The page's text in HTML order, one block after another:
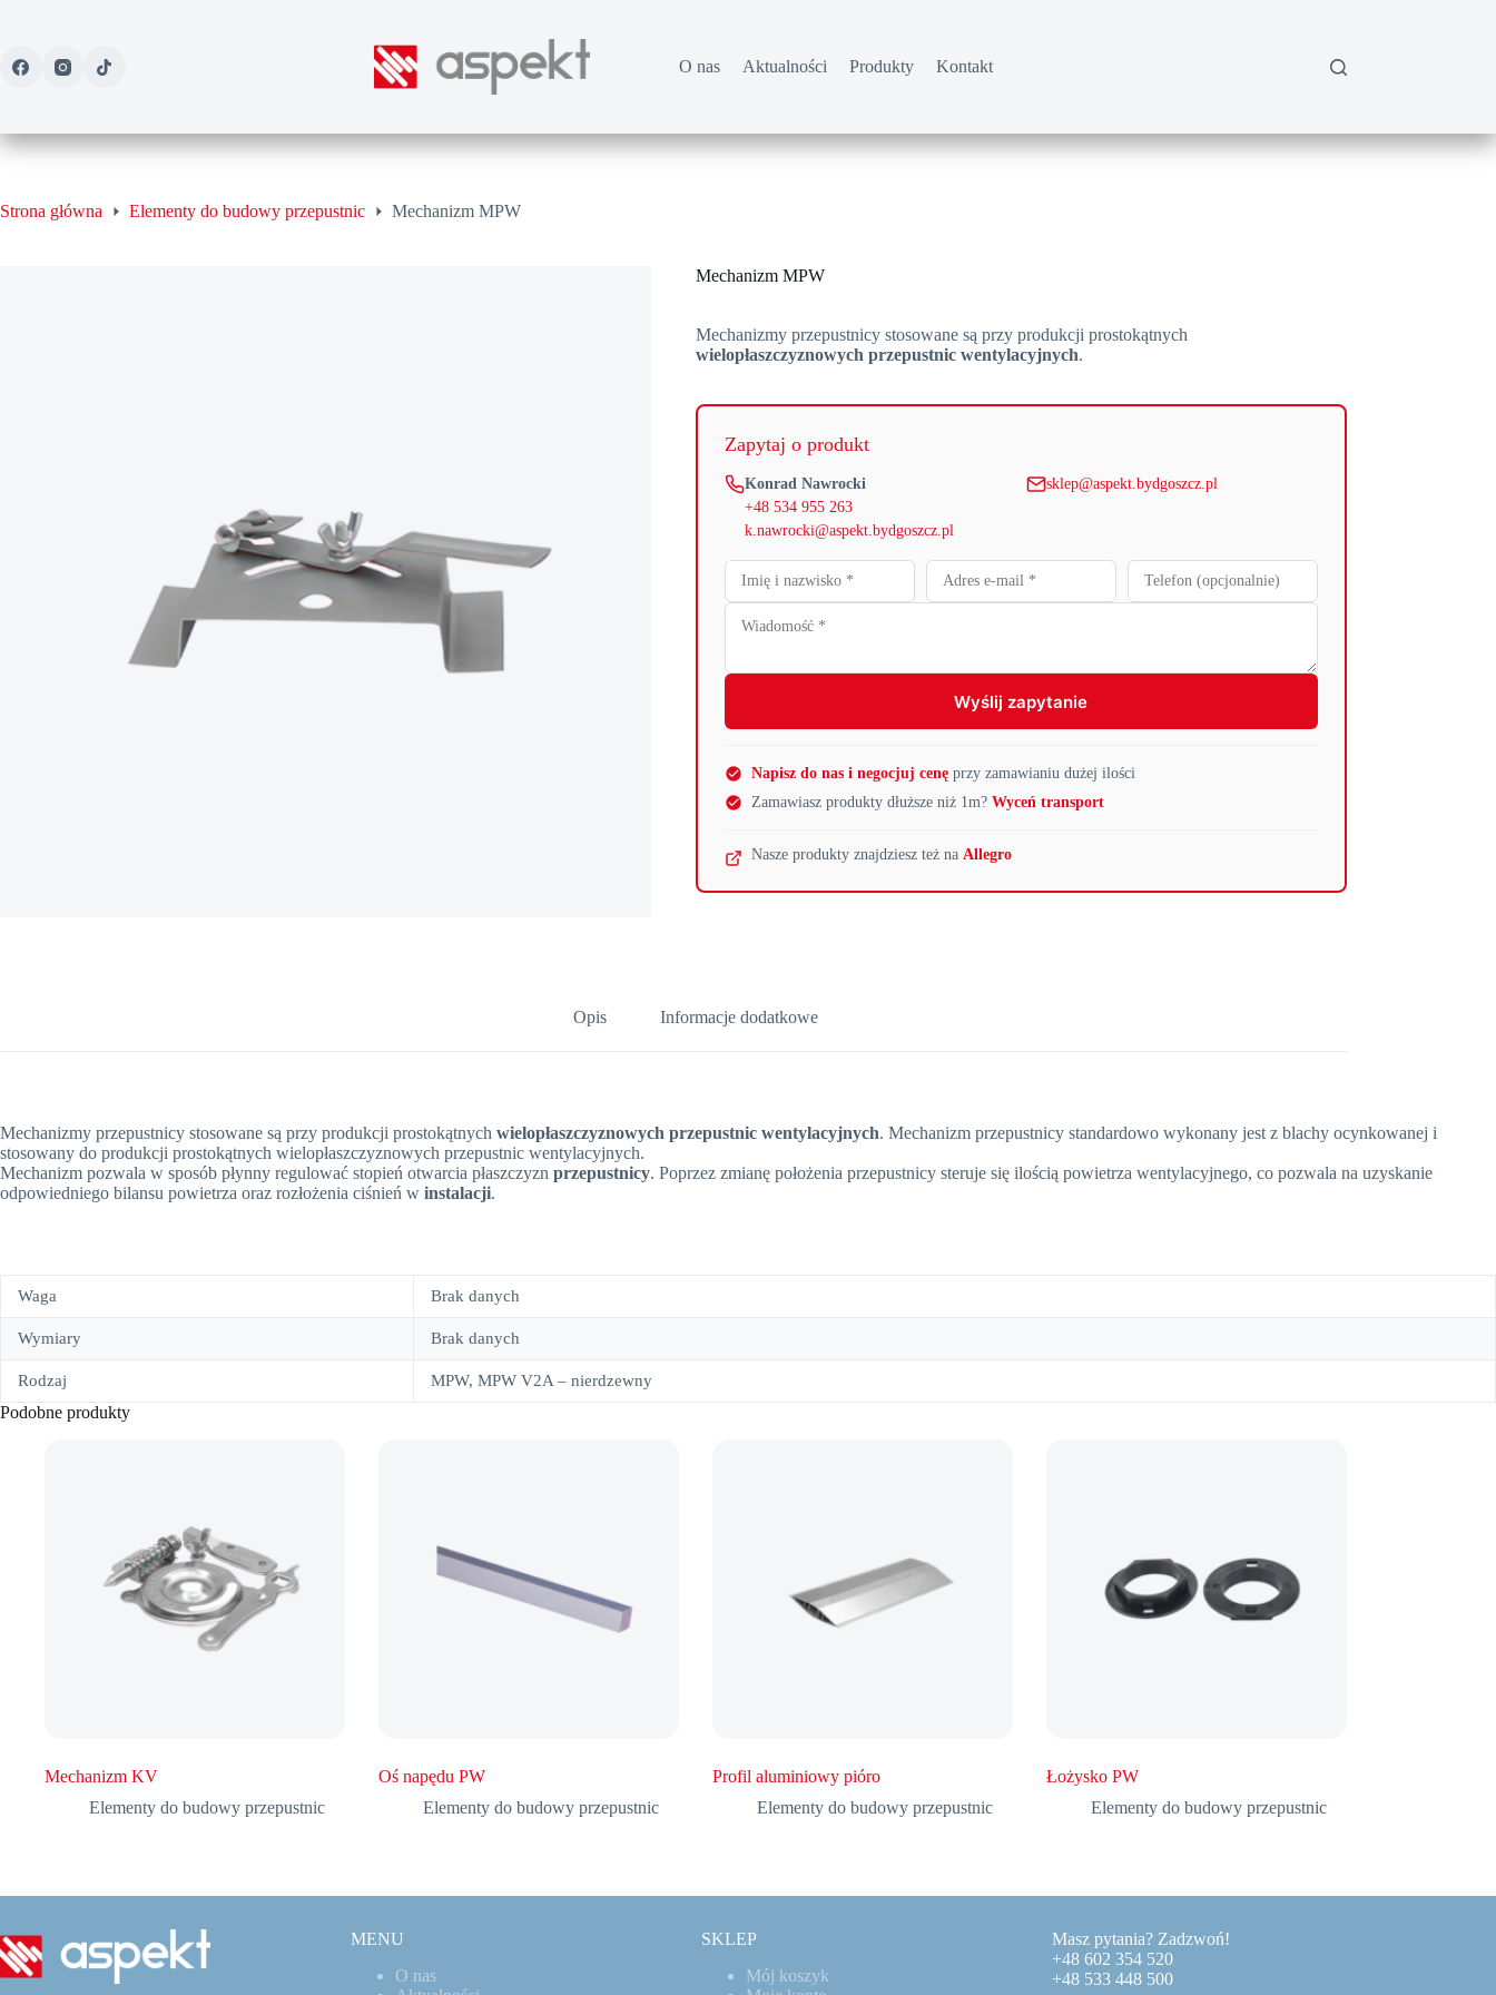
O nas
Aktualności Produkty Kontakt
Strona główna Elementy do budowy przepustnic Mechanizm MPW
Mechanizm MPW
Mechanizmy przepustnicy stosowane są przy produkcji prostokątnych
wielopłaszczyznowych przepustnic wentylacyjnych.
Zapytaj o produkt
Konrad Nawrocki
+48 534 955 263
k.nawrocki@aspekt.bydgoszcz.pl
sklep@aspekt.bydgoszcz.pl
Wyślij zapytanie
Napisz do nas i negocjuj cenęprzy zamawianiu dużej ilości
Zamawiasz produkty dłuższe niż 1m? Wyceń transport
Nasze produkty znajdziesz też na Allegro
Opis Informacje dodatkowe
Mechanizmy przepustnicy stosowane są przy produkcji prostokątnych wielopłaszczyznowych przepustnic wentylacyjnych. Mechanizm przepustnicy standardowo wykonany jest z blachy ocynkowanej i
stosowany do produkcji prostokątnych wielopłaszczyznowych przepustnic wentylacyjnych.
Mechanizm pozwala w sposób płynny regulować stopień otwarcia płaszczyzn przepustnicy. Poprzez zmianę położenia przepustnicy steruje się ilością powietrza wentylacyjnego, co pozwala na uzyskanie
odpowiedniego bilansu powietrza oraz rozłożenia ciśnień w instalacji.
Waga Brak danych
Wymiary Brak danych
Rodzaj MPW, MPW V2A – nierdzewny
Podobne produkty
Mechanizm KV
Elementy do budowy przepustnic
Oś napędu PW
Elementy do budowy przepustnic
Profil aluminiowy pióro
Elementy do budowy przepustnic
Łożysko PW
Elementy do budowy przepustnic
MENU
O nas
SKLEP
Mój koszyk
Masz pytania? Zadzwoń!
+48 602 354 520
+48 533 448 500